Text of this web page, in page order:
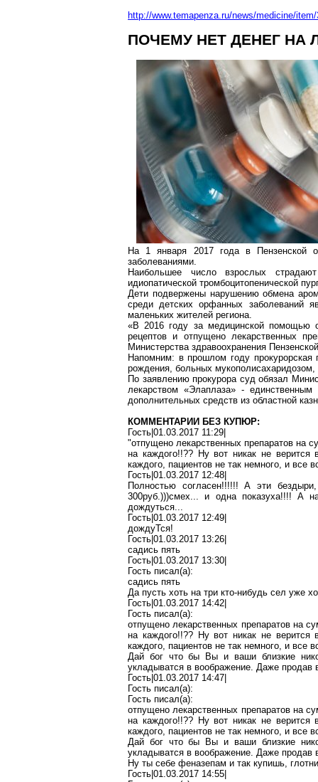
http://www.temapenza.ru/news/medicine/
ПОЧЕМУ НЕТ ДЕНЕГ НА
На 1 января 2017 года в Пензенской
заболеваниями.
Наибольшее число взрослых
идиопатической тромбоцитопенической
Дети подвержены нарушению обмена
среди детскихорфанных заболеваний
маленьких жителей региона.
«В 2016 году за медицинской помощью
рецептов и отпущено лекарственных
Министерства здравоохранения
Напомним: в прошлом году прокурорская
рождения, больных мукополисахаридозом,
По заявлению прокурора суд обязал
лекарством «Элаплаза» - единственным
дополнительных средств из областной
КОММЕНТАРИИ БЕЗ КУПЮР:
Гость|01.03.2017 11:29|
"отпущено лекарственных препаратов на
на каждого!!?? Нувот никак не верится
каждого, пациентов не так немного, и все
Гость|01.03.2017 12:48|
Полностью согласен!!!!!! А эти бездыри
300руб.)))смех... и одна показуха!!!! А
дождуться...
Гость|01.03.2017 12:49|
дождуТся!
Гость|01.03.2017 13:26|
садись пять
Гость|01.03.2017 13:30|
Гость писал(a):
садись пять
Да пусть хоть на три кто-нибудь сел уже
Гость|01.03.2017 14:42|
Гость писал(a):
отпущено лекарственных препаратов на
на каждого!!?? Нувот никак не верится
каждого, пациентов не так немного, и все
Дай богчто бы Вы и ваши близкие
укладыватся в воображение. Даже продав
Гость|01.03.2017 14:47|
Гость писал(a):
Гость писал(a):
отпущено лекарственных препаратов на
на каждого!!?? Нувот никак не верится
каждого, пациентов не так немного, и все
Дай богчто бы Вы и ваши близкие
укладыватся в воображение. Даже продав
Ну ты себе феназепам и так купишь,
Гость|01.03.2017 14:55|